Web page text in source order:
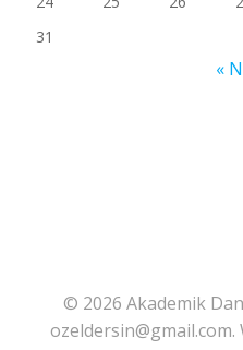
31
«
© 2026 Akademik
ozeldersin@gmail.com.